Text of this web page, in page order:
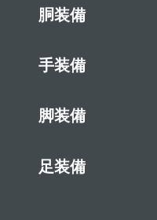
胴装備
手装備
脚装備
足装備